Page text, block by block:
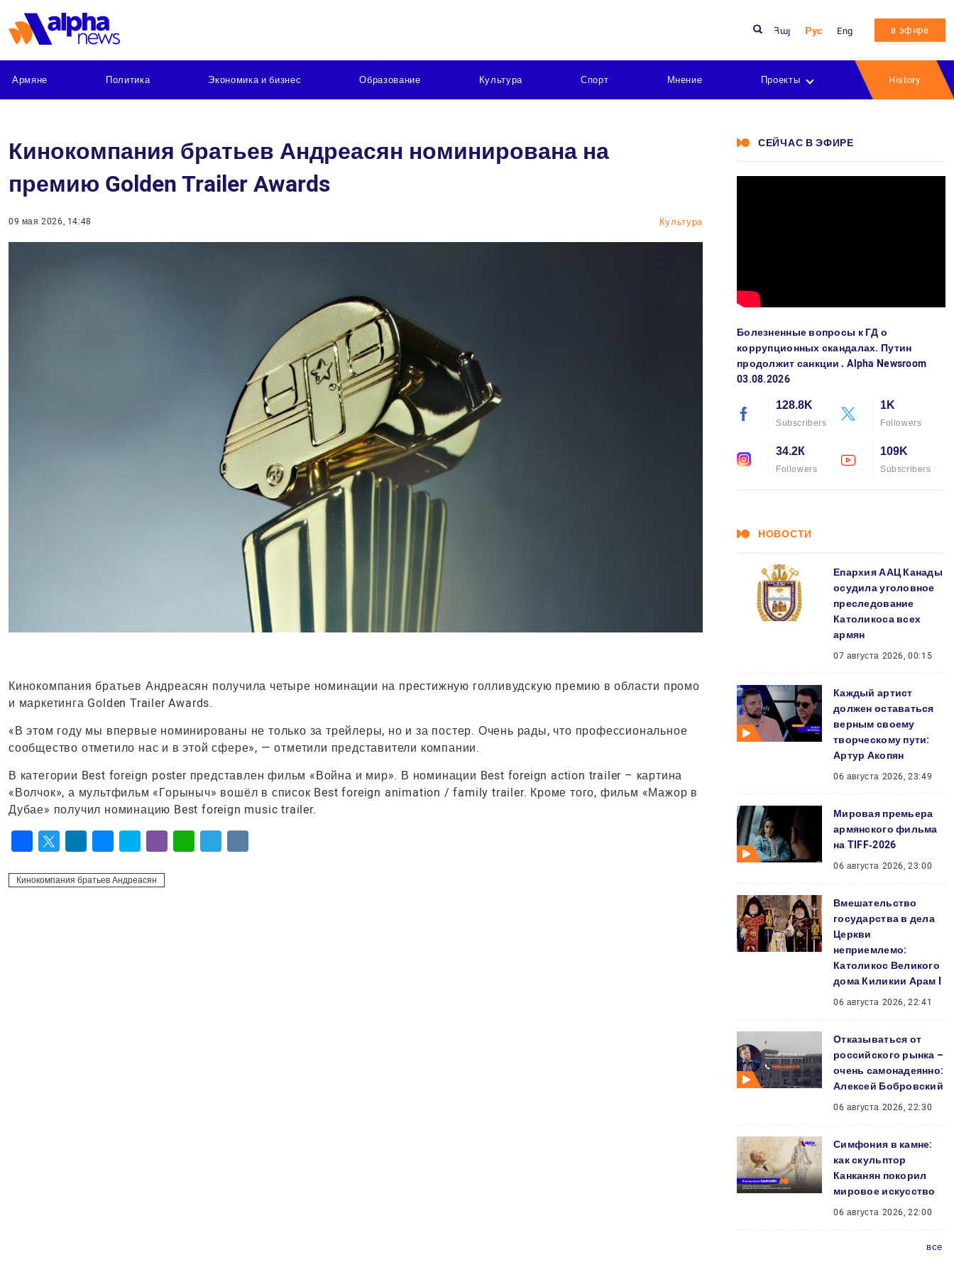
Հայ Рус Eng в эфире
Армяне Политика Экономика и бизнес Образование Культура Спорт Мнение Проекты History
Кинокомпания братьев Андреасян номинирована на
премию Golden Trailer Awards
09 мая 2026, 14:48 Культура
Кинокомпания братьев Андреасян получила четыре номинации на престижную голливудскую премию в области промо
и маркетинга Golden Trailer Awards.
«В этом году мы впервые номинированы не только за трейлеры, но и за постер. Очень рады, что профессиональное
сообщество отметило нас и в этой сфере», — отметили представители компании.
В категории Best foreign poster представлен фильм «Война и мир». В номинации Best foreign action trailer – картина
«Волчок», а мультфильм «Горыныч» вошёл в список Best foreign animation / family trailer. Кроме того, фильм «Мажор в
Дубае» получил номинацию Best foreign music trailer.
Кинокомпания братьев Андреасян
СЕЙЧАС В ЭФИРЕ
Болезненные вопросы к ГД о
коррупционных скандалах. Путин
продолжит санкции․ Alpha Newsroom
03.08.2026
128.8K
Subscribers
1K
Followers
34.2К
Followers
109K
Subscribers
НОВОСТИ
Епархия ААЦ Канады
осудила уголовное
преследование
Католикоса всех
армян
07 августа 2026, 00:15
Каждый артист
должен оставаться
верным своему
творческому пути:
Артур Акопян
06 августа 2026, 23:49
Мировая премьера
армянского фильма
на TIFF‑2026
06 августа 2026, 23:00
Вмешательство
государства в дела
Церкви
неприемлемо:
Католикос Великого
дома Киликии Арам I
06 августа 2026, 22:41
Отказываться от
российского рынка –
очень самонадеянно:
Алексей Бобровский
06 августа 2026, 22:30
Симфония в камне:
как скульптор
Канканян покорил
мировое искусство
06 августа 2026, 22:00
все